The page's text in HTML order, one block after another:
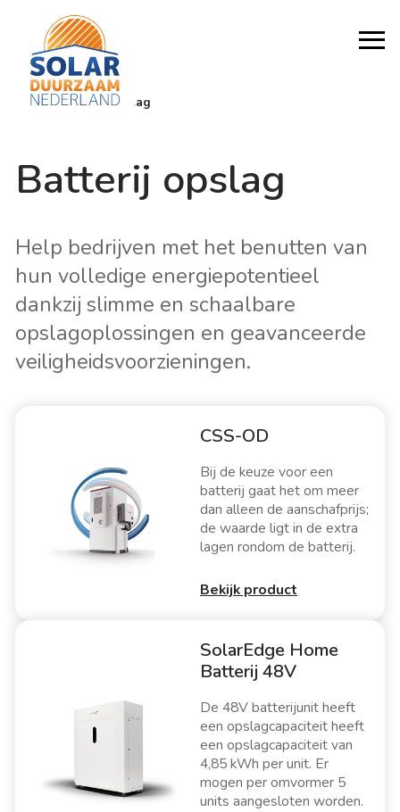
Home/Bedrijven/Opslag
Batterij opslag
Help bedrijven met het benutten van
hun volledige energiepotentieel
dankzij slimme en schaalbare
opslagoplossingen en geavanceerde
veiligheidsvoorzieningen.
CSS-OD
Bij de keuze voor een
batterij gaat het om meer
dan alleen de aanschafprijs;
de waarde ligt in de extra
lagen rondom de batterij.
Bekijk product
SolarEdge Home
Batterij 48V
De 48V batterijunit heeft
een opslagcapaciteit heeft
een opslagcapaciteit van
4,85 kWh per unit. Er
mogen per omvormer 5
units aangesloten worden.